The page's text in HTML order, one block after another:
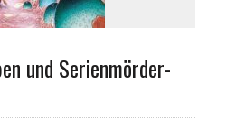
und Serienmörder-